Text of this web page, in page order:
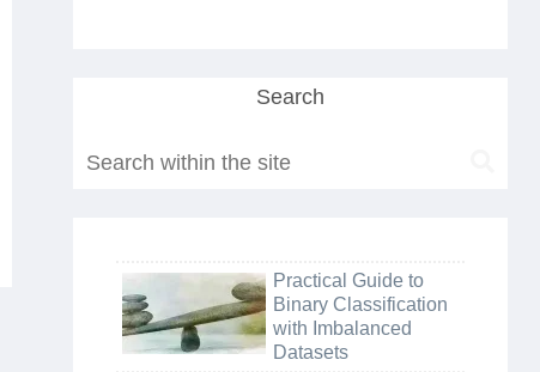
Search
Practical Guide to
Binary Classification
with Imbalanced
Datasets